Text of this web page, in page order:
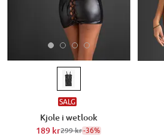
SALG
Kjole i wetlook
189 kr299 kr-36%